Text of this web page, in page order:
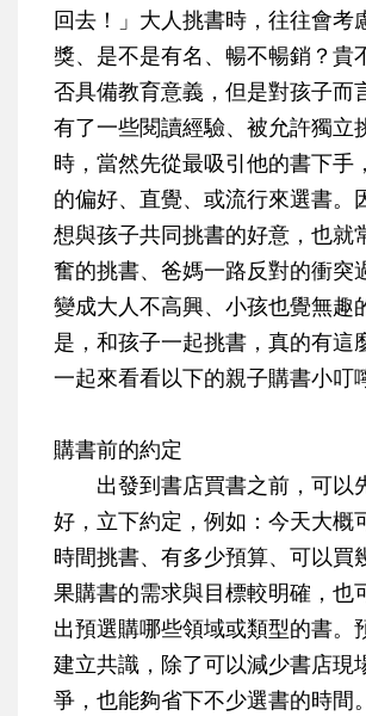
回去！」大人挑書時，往往會考
獎、是不是有名、暢不暢銷？貴
否具備教育意義，但是對孩子而
有了一些閱讀經驗、被允許獨立
時，當然先從最吸引他的書下手
的偏好、直覺、或流行來選書。
想與孩子共同挑書的好意，也就
奮的挑書、爸媽一路反對的衝突
變成大人不高興、小孩也覺無趣
是，和孩子一起挑書，真的有這
一起來看看以下的親子購書小叮
購書前的約定
出發到書店買書之前，可以
好，立下約定，例如：今天大概
時間挑書、有多少預算、可以買
果購書的需求與目標較明確，也
出預選購哪些領域或類型的書。
建立共識，除了可以減少書店現
爭，也能夠省下不少選書的時間。